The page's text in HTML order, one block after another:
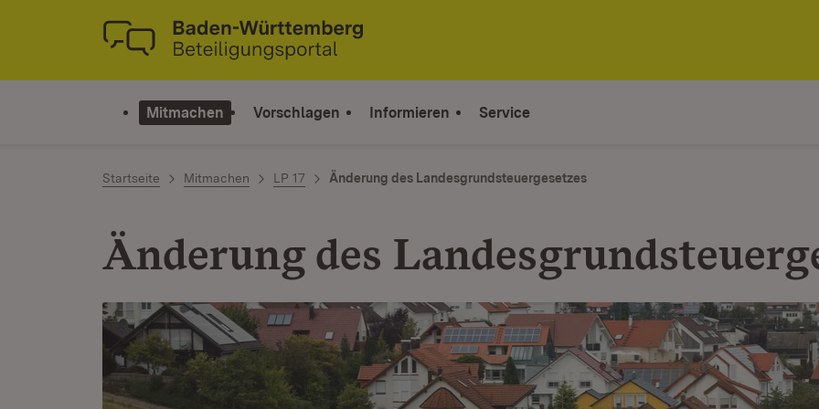
Zum Inhalt springen
Link zur Startseite
Mitmachen Vorschlagen Informieren Service
Startseite Mitmachen LP 17 Änderung des Landesgrundsteuergesetzes
Änderung des